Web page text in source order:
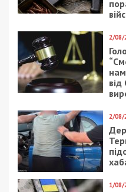
Слуга народа обхаял
Украину на российском
ТВ: видео